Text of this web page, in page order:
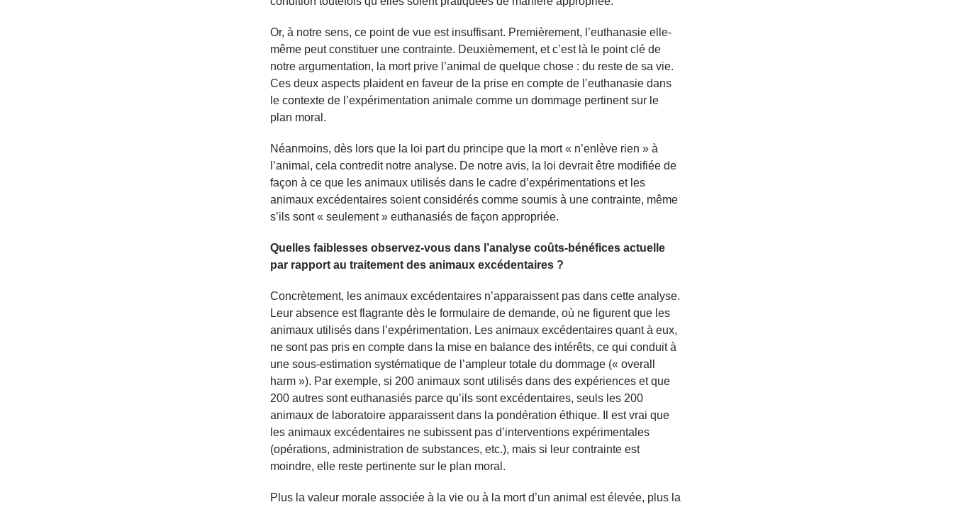
Or, à notre sens, ce point de vue est insuffisant. Premièrement, l’euthanasie elle-
même peut constituer une contrainte. Deuxièmement, et c’est là le point clé de
notre argumentation, la mort prive l’animal de quelque chose : du reste de sa vie.
Ces deux aspects plaident en faveur de la prise en compte de l’euthanasie dans
le contexte de l’expérimentation animale comme un dommage pertinent sur le
plan moral.
Néanmoins, dès lors que la loi part du principe que la mort « n’enlève rien » à
l’animal, cela contredit notre analyse. De notre avis, la loi devrait être modifiée de
façon à ce que les animaux utilisés dans le cadre d’expérimentations et les
animaux excédentaires soient considérés comme soumis à une contrainte, même
s’ils sont « seulement » euthanasiés de façon appropriée.
Quelles faiblesses observez-vous dans l’analyse coûts-bénéfices actuelle
par rapport au traitement des animaux excédentaires ?
Concrètement, les animaux excédentaires n’apparaissent pas dans cette analyse.
Leur absence est flagrante dès le formulaire de demande, où ne figurent que les
animaux utilisés dans l’expérimentation. Les animaux excédentaires quant à eux,
ne sont pas pris en compte dans la mise en balance des intérêts, ce qui conduit à
une sous-estimation systématique de l’ampleur totale du dommage (« overall
harm »). Par exemple, si 200 animaux sont utilisés dans des expériences et que
200 autres sont euthanasiés parce qu’ils sont excédentaires, seuls les 200
animaux de laboratoire apparaissent dans la pondération éthique. Il est vrai que
les animaux excédentaires ne subissent pas d’interventions expérimentales
(opérations, administration de substances, etc.), mais si leur contrainte est
moindre, elle reste pertinente sur le plan moral.
Plus la valeur morale associée à la vie ou à la mort d’un animal est élevée, plus la